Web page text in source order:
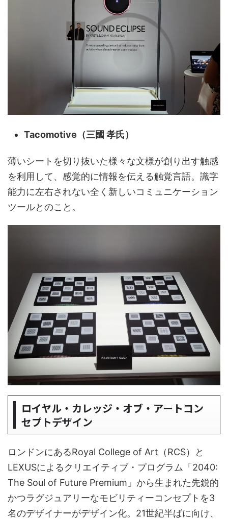
Tacomotive（三國 孝氏）
薄いシートを切り抜いた様々な文様が創り出す触感
を利用して、感覚的に情報を伝える触覚言語。識字
能力に左右されない全く新しいコミュニケーション
ツールとのこと。
ロイヤル・カレッジ・オブ・アートコン
セプトデザイン
ロンドンにあるRoyal College of Art（RCS）と
LEXUSによるクリエイティブ・プログラム「2040:
The Soul of Future Premium」から生まれた先鋭的
かつラグジュアリーなモビリティーコンセプトを3
名のデザイナーがデザイン化。21世紀半ばに向け、